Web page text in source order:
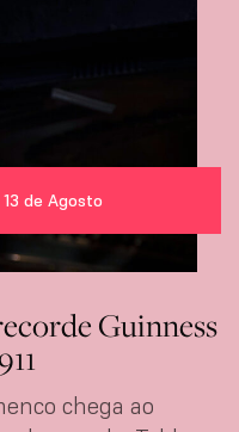
11 de Agosto
volta ao 1911
força e elegância!